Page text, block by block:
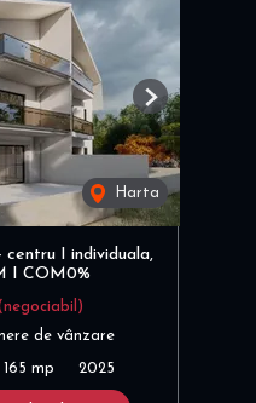
Harta
Next
I individuala,
I COM0%
de vânzare
165 mp 2025